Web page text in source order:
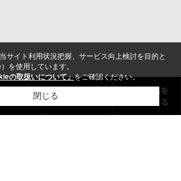
サイト利用状況把握、サービス向上検討を目的と
を使用しています。
の取扱いについて」をご確認ください。
閉じる